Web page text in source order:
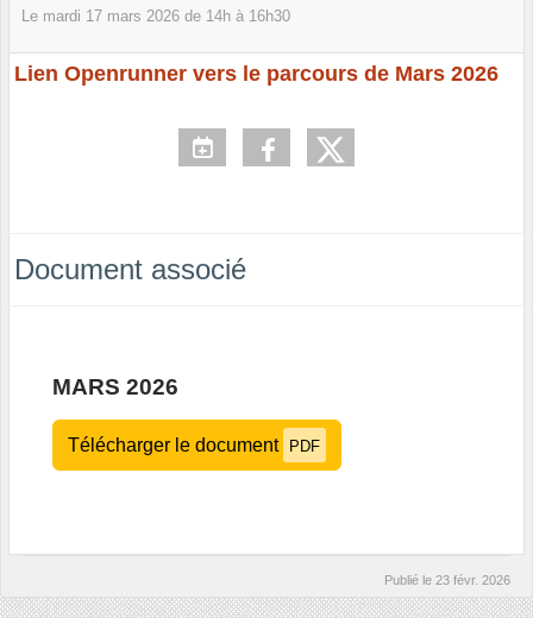
Le mardi 17 mars 2026 de 14h à 16h30
Lien Openrunner vers le parcours de Mars 2026
Document associé
MARS 2026
Télécharger le document PDF
Publié le 23 févr. 2026